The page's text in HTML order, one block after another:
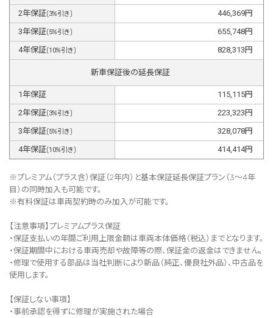
2年保証(3%引き) 446,369円
3年保証(5%引き) 655,748円
4年保証(10%引き) 828,313 円
新車保証後の延長保証
1年保証 115,115円
2年保証(3%引き) 223,323 円
3年保証(5%引き) 328,078円
4年保証(10%引き) 414,414円
※プレミアム（プラス含）保証（2年内）と基本保証延長保証プラン（3～4年
目）の同時加入も可能です。
※有料保証は⾞両契約時のみ加⼊が可能です。
【注意事項】プレミアムプラス保証
・保証支払いの年間ご利用上限金額は車両本体価格（税込）までとなります。
・保証期間中における車両売却や故障等の際、保証金の返金はできません。
・修理で使用する部品は当社判断により新品（純正、優良社外品）、中古品を
使用します。
【保証しない事項】
・事前承認を得ずに修理が実施された場合